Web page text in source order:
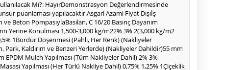
Mı?: HayırDemonstrasyon Değerlendirmesinde
puanlaması yapılacaktır.Asgari Azami Fiyat Dışıİş
Beton PompasıylaBasılan, C 16/20 Basınç Dayanım
Yerine Konulması 1,500-3,000 kg/m22% 3% 2(3,000 kg/m2
1Bordür Döşenmesi (Pahlı, Her Renk) (Nakliyeler
Park, Kaldırım ve Benzeri Yerlerde) (Nakliyeler Dahildir)55 mm
EPDM Mulch Yapılması (Tüm Nakliyeler Dahil) 2% 3%
Yapılması (Her Türlü Nakliye Dahil) 0,75% 1,25% 1Çiçeklik